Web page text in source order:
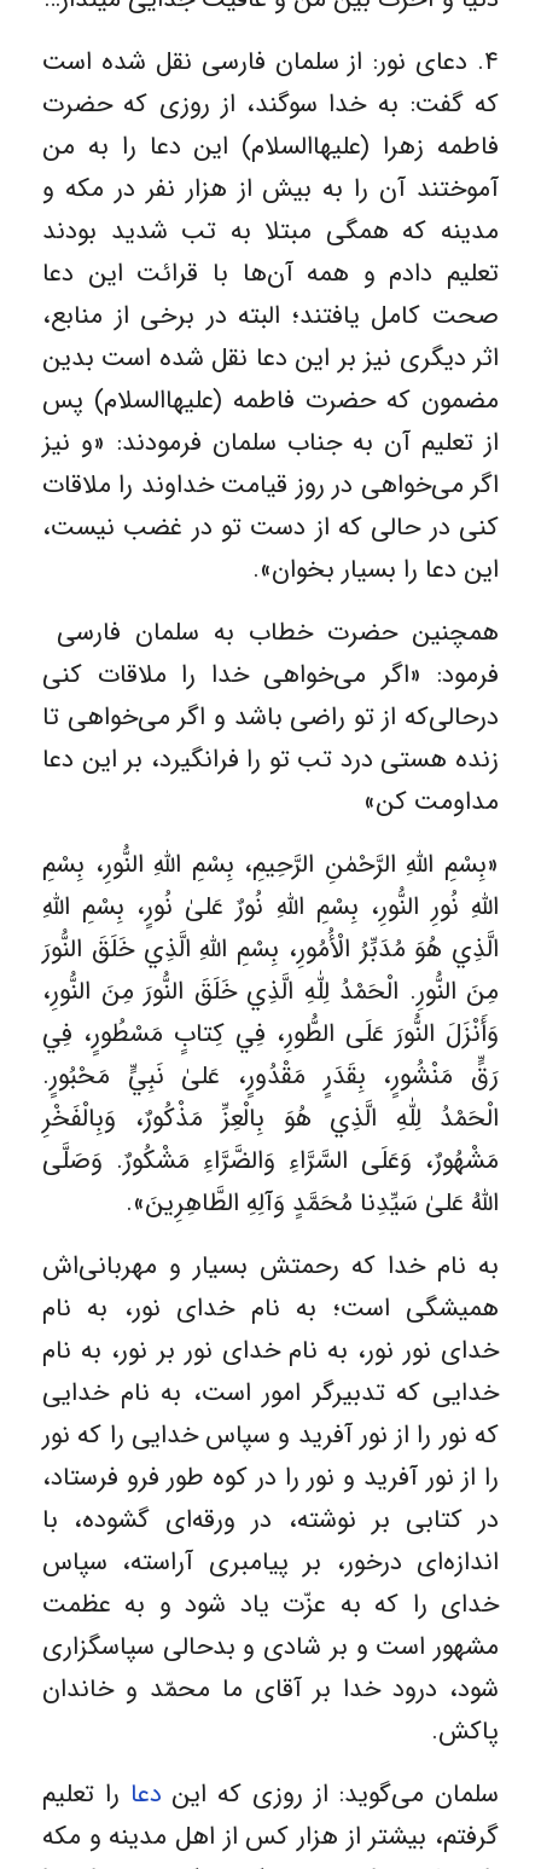
۴. دعای نور: از سلمان فارسی نقل شده است
که گفت: به خدا سوگند، از روزی که حضرت
فاطمه زهرا (عليها‌السلام) این دعا را به من
آموختند آن را به بیش از هزار نفر در مکه و
مدینه که همگی مبتلا به تب شدید بودند
تعلیم دادم و همه آن‌ها با قرائت این دعا
صحت کامل یافتند؛ البته در برخی از منابع،
اثر دیگری نیز بر این دعا نقل شده است بدین
مضمون که حضرت فاطمه (عليها‌السلام) پس
از تعلیم آن به جناب سلمان فرمودند: «و نیز
اگر می‌خواهی در روز قیامت خداوند را ملاقات
کنی در حالی که از دست تو در غضب نیست،
این دعا را بسیار بخوان».
همچنین حضرت خطاب به سلمان فارسی
فرمود: «اگر می‌خواهی خدا را ملاقات کنی
درحالی‌که از تو راضی باشد و اگر می‌خواهی تا
زنده هستی درد تب تو را فرانگیرد، بر این دعا
مداومت کن»
«بِسْمِ اللّٰهِ الرَّحْمٰنِ الرَّحِيمِ، بِسْمِ اللّٰهِ النُّورِ، بِسْمِ
اللّٰهِ نُورِ النُّورِ، بِسْمِ اللّٰهِ نُورٌ عَلىٰ نُورٍ، بِسْمِ اللّٰهِ
الَّذِي هُوَ مُدَبِّرُ الْأُمُورِ، بِسْمِ اللّٰهِ الَّذِي خَلَقَ النُّورَ
مِنَ النُّورِ. الْحَمْدُ لِلّٰهِ الَّذِي خَلَقَ النُّورَ مِنَ النُّورِ،
وَأَنْزَلَ النُّورَ عَلَى الطُّورِ، فِي كِتابٍ مَسْطُورٍ، فِي
رَقٍّ مَنْشُورٍ، بِقَدَرٍ مَقْدُورٍ، عَلىٰ نَبِيٍّ مَحْبُورٍ.
الْحَمْدُ لِلّٰهِ الَّذِي هُوَ بِالْعِزِّ مَذْكُورٌ، وَبِالْفَخْرِ
مَشْهُورٌ، وَعَلَى السَّرَّاءِ وَالضَّرَّاءِ مَشْكُورٌ. وَصَلَّى
اللّٰهُ عَلىٰ سَيِّدِنا مُحَمَّدٍ وَآلِهِ الطَّاهِرِينَ».
به نام خدا که رحمتش بسیار و مهربانی‌اش
همیشگی است؛ به نام خدای نور، به نام
خدای نور نور، به نام خدای نور بر نور، به نام
خدایی که تدبیرگر امور است، به نام خدایی
که نور را از نور آفرید و سپاس خدایی را که نور
را از نور آفرید و نور را در کوه طور فرو فرستاد،
در کتابی بر نوشته، در ورقه‌ای گشوده، با
اندازه‌ای درخور، بر پیامبری آراسته، سپاس
خدای را که به عزّت یاد شود و به عظمت
مشهور است و بر شادی و بدحالی سپاسگزاری
شود، درود خدا بر آقای ما محمّد و خاندان
پاکش.
سلمان می‌گوید: از روزی که این دعا را تعلیم
گرفتم، بیشتر از هزار کس از اهل مدینه و مکه